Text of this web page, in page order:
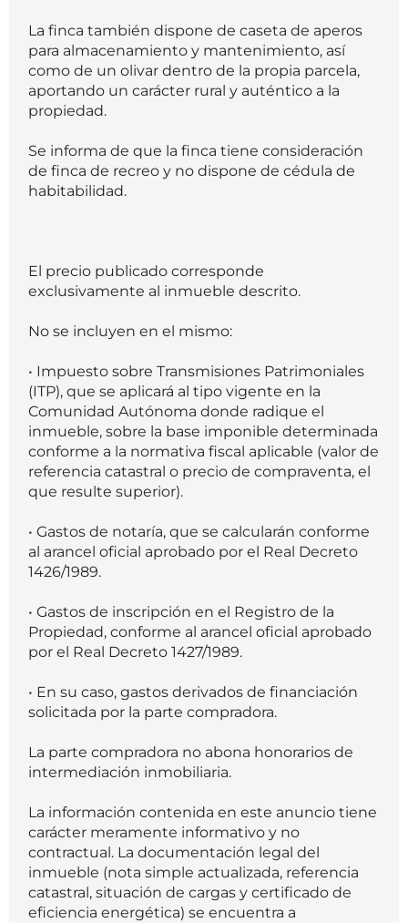
La finca también dispone de caseta de aperos
para almacenamiento y mantenimiento, así
como de un olivar dentro de la propia parcela,
aportando un carácter rural y auténtico a la
propiedad.
Se informa de que la finca tiene consideración
de finca de recreo y no dispone de cédula de
habitabilidad.
El precio publicado corresponde
exclusivamente al inmueble descrito.
No se incluyen en el mismo:
• Impuesto sobre Transmisiones Patrimoniales
(ITP), que se aplicará al tipo vigente en la
Comunidad Autónoma donde radique el
inmueble, sobre la base imponible determinada
conforme a la normativa fiscal aplicable (valor de
referencia catastral o precio de compraventa, el
que resulte superior).
• Gastos de notaría, que se calcularán conforme
al arancel oficial aprobado por el Real Decreto
1426/1989.
• Gastos de inscripción en el Registro de la
Propiedad, conforme al arancel oficial aprobado
por el Real Decreto 1427/1989.
• En su caso, gastos derivados de financiación
solicitada por la parte compradora.
La parte compradora no abona honorarios de
intermediación inmobiliaria.
La información contenida en este anuncio tiene
carácter meramente informativo y no
contractual. La documentación legal del
inmueble (nota simple actualizada, referencia
catastral, situación de cargas y certificado de
eficiencia energética) se encuentra a